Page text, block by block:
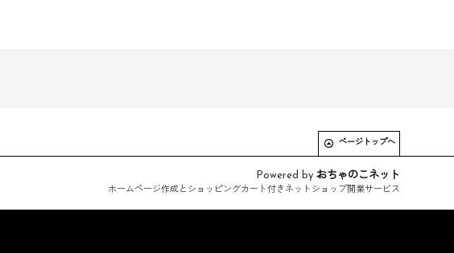
ページトップへ
Powered by おちゃのこネット
ホームページ作成とショッピングカート付きネットショップ開業サービス